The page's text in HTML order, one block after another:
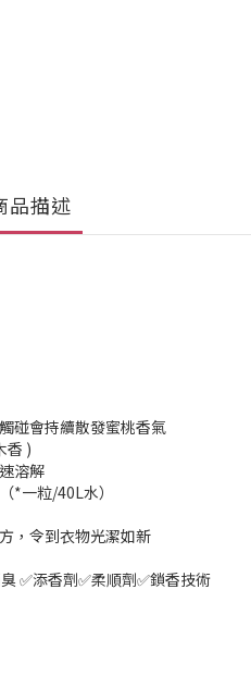
品描述
碰會持續散發蜜桃香氣
香 )
溶解
*一粒/40L水）
，令到衣物光潔如新
✅添香劑✅柔順劑✅鎖香技術